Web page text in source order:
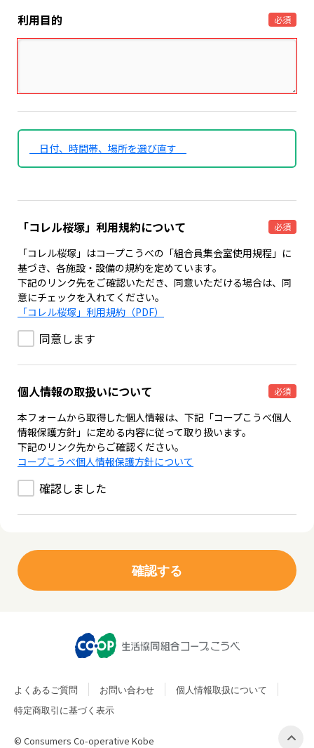
利用目的 必須
日付、時間帯、場所を選び直す
「コレル桜塚」利用規約について 必須
「コレル桜塚」はコープこうべの「組合員集会室使用規程」に
基づき、各施設・設備の規約を定めています。
下記のリンク先をご確認いただき、同意いただける場合は、同
意にチェックを入れてください。
「コレル桜塚」利用規約（PDF）
同意します
個人情報の取扱いについて 必須
本フォームから取得した個人情報は、下記「コープこうべ個人
情報保護方針」に定める内容に従って取り扱います。
下記のリンク先からご確認ください。
コープこうべ個人情報保護方針について
確認しました
よくあるご質問 お問い合わせ
個人情報取扱について
特定商取引に基づく表示
© Consumers Co-operative Kobe